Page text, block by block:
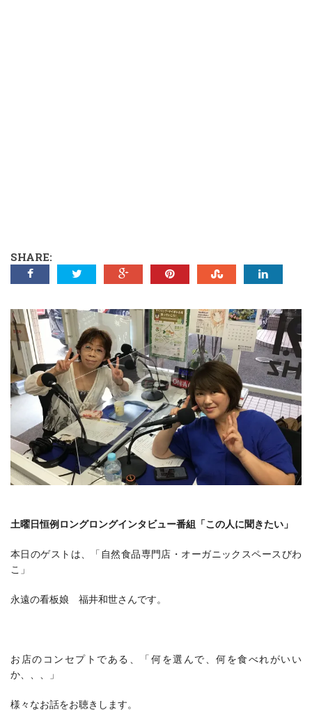
SHARE:
土曜日恒例ロングロングインタビュー番組「この人に聞きたい」
本日のゲストは、「自然食品専門店・オーガニックスペースびわ
こ」
永遠の看板娘 福井和世さんです。
お店のコンセプトである、「何を選んで、何を食べれがいい
か、、、」
様々なお話をお聴きします。